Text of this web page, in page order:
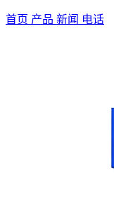
首页 产品 新闻 电话